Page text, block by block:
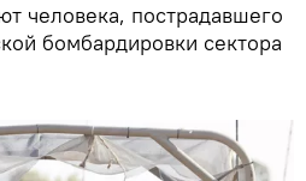
человека, пострадавшего
бомбардировки сектора